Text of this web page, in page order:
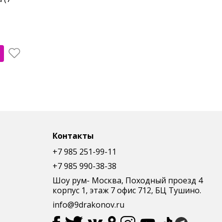
Контакты
+7 985 251-99-11
+7 985 990-38-38
Шоу рум- Москва, Походный проезд 4
корпус 1, этаж 7 офис 712, БЦ Тушино.
info@9drakonov.ru